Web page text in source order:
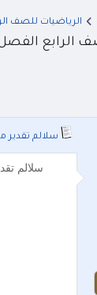
الرياضيات للصف
الفصل
سلالم تقدير
سلالم تقدير مادة